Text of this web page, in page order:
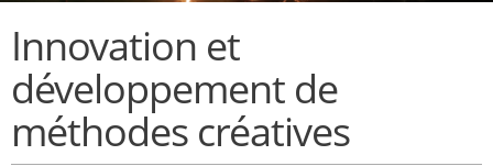
Innovation et
développement de
méthodes créatives